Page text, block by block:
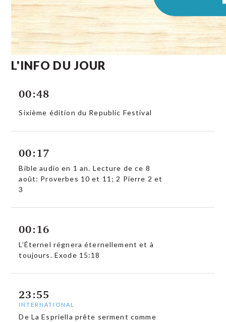
L'INFO DU JOUR
00:48
Sixième édition du Republic Festival
00:17
Bible audio en 1 an. Lecture de ce 8
août: Proverbes 10 et 11; 2 Pierre 2 et
3
00:16
L’Éternel régnera éternellement et à
toujours. Exode 15:18
23:55
INTERNATIONAL
De La Espriella prête serment comme